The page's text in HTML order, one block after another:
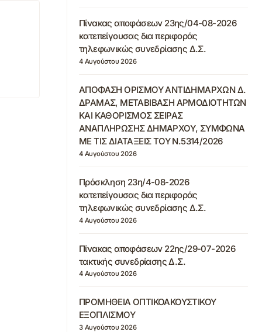
Πίνακας αποφάσεων 23ης/04-08-2026
κατεπείγουσας δια περιφοράς
τηλεφωνικώς συνεδρίασης Δ.Σ.
4 Αυγούστου 2026
ΑΠΟΦΑΣΗ ΟΡΙΣΜΟΥ ΑΝΤΙΔΗΜΑΡΧΩΝ Δ.
ΔΡΑΜΑΣ, ΜΕΤΑΒΙΒΑΣΗ ΑΡΜΟΔΙΟΤΗΤΩΝ
ΚΑΙ ΚΑΘΟΡΙΣΜΟΣ ΣΕΙΡΑΣ
ΑΝΑΠΛΗΡΩΣΗΣ ΔΗΜΑΡΧΟΥ, ΣΥΜΦΩΝΑ
ΜΕ ΤΙΣ ΔΙΑΤΑΞΕΙΣ ΤΟΥ Ν.5314/2026
4 Αυγούστου 2026
Πρόσκληση 23η/4-08-2026
κατεπείγουσας δια περιφοράς
τηλεφωνικώς συνεδρίασης Δ.Σ.
4 Αυγούστου 2026
Πίνακας αποφάσεων 22ης/29-07-2026
τακτικής συνεδρίασης Δ.Σ.
4 Αυγούστου 2026
ΠΡΟΜΗΘΕΙΑ ΟΠΤΙΚΟΑΚΟΥΣΤΙΚΟΥ
ΕΞΟΠΛΙΣΜΟΥ
3 Αυγούστου 2026